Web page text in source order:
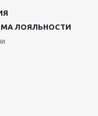
ЛОЯЛЬНОСТИ